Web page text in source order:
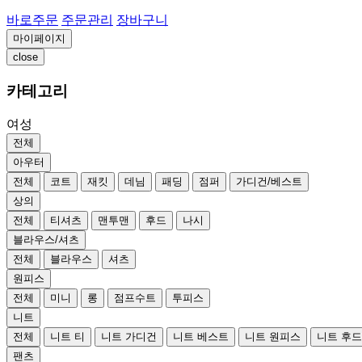
바로주문 주문관리 장바구니
마이페이지
close
카테고리
여성
전체
아우터
전체
코트 재킷 데님 패딩 점퍼
가디건/베스트
상의
전체
티셔츠 맨투맨 후드
나시
블라우스/셔츠
전체
블라우스
셔츠
원피스
전체
미니 롱 점프수트
투피스
니트
전체
니트 티 니트 가디건 니트 베스트 니트 원피스 니트 후
팬츠